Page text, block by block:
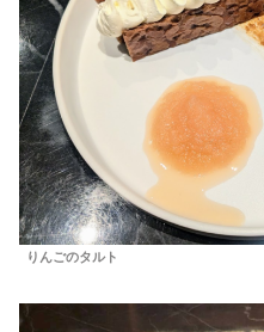
りんごのタルト